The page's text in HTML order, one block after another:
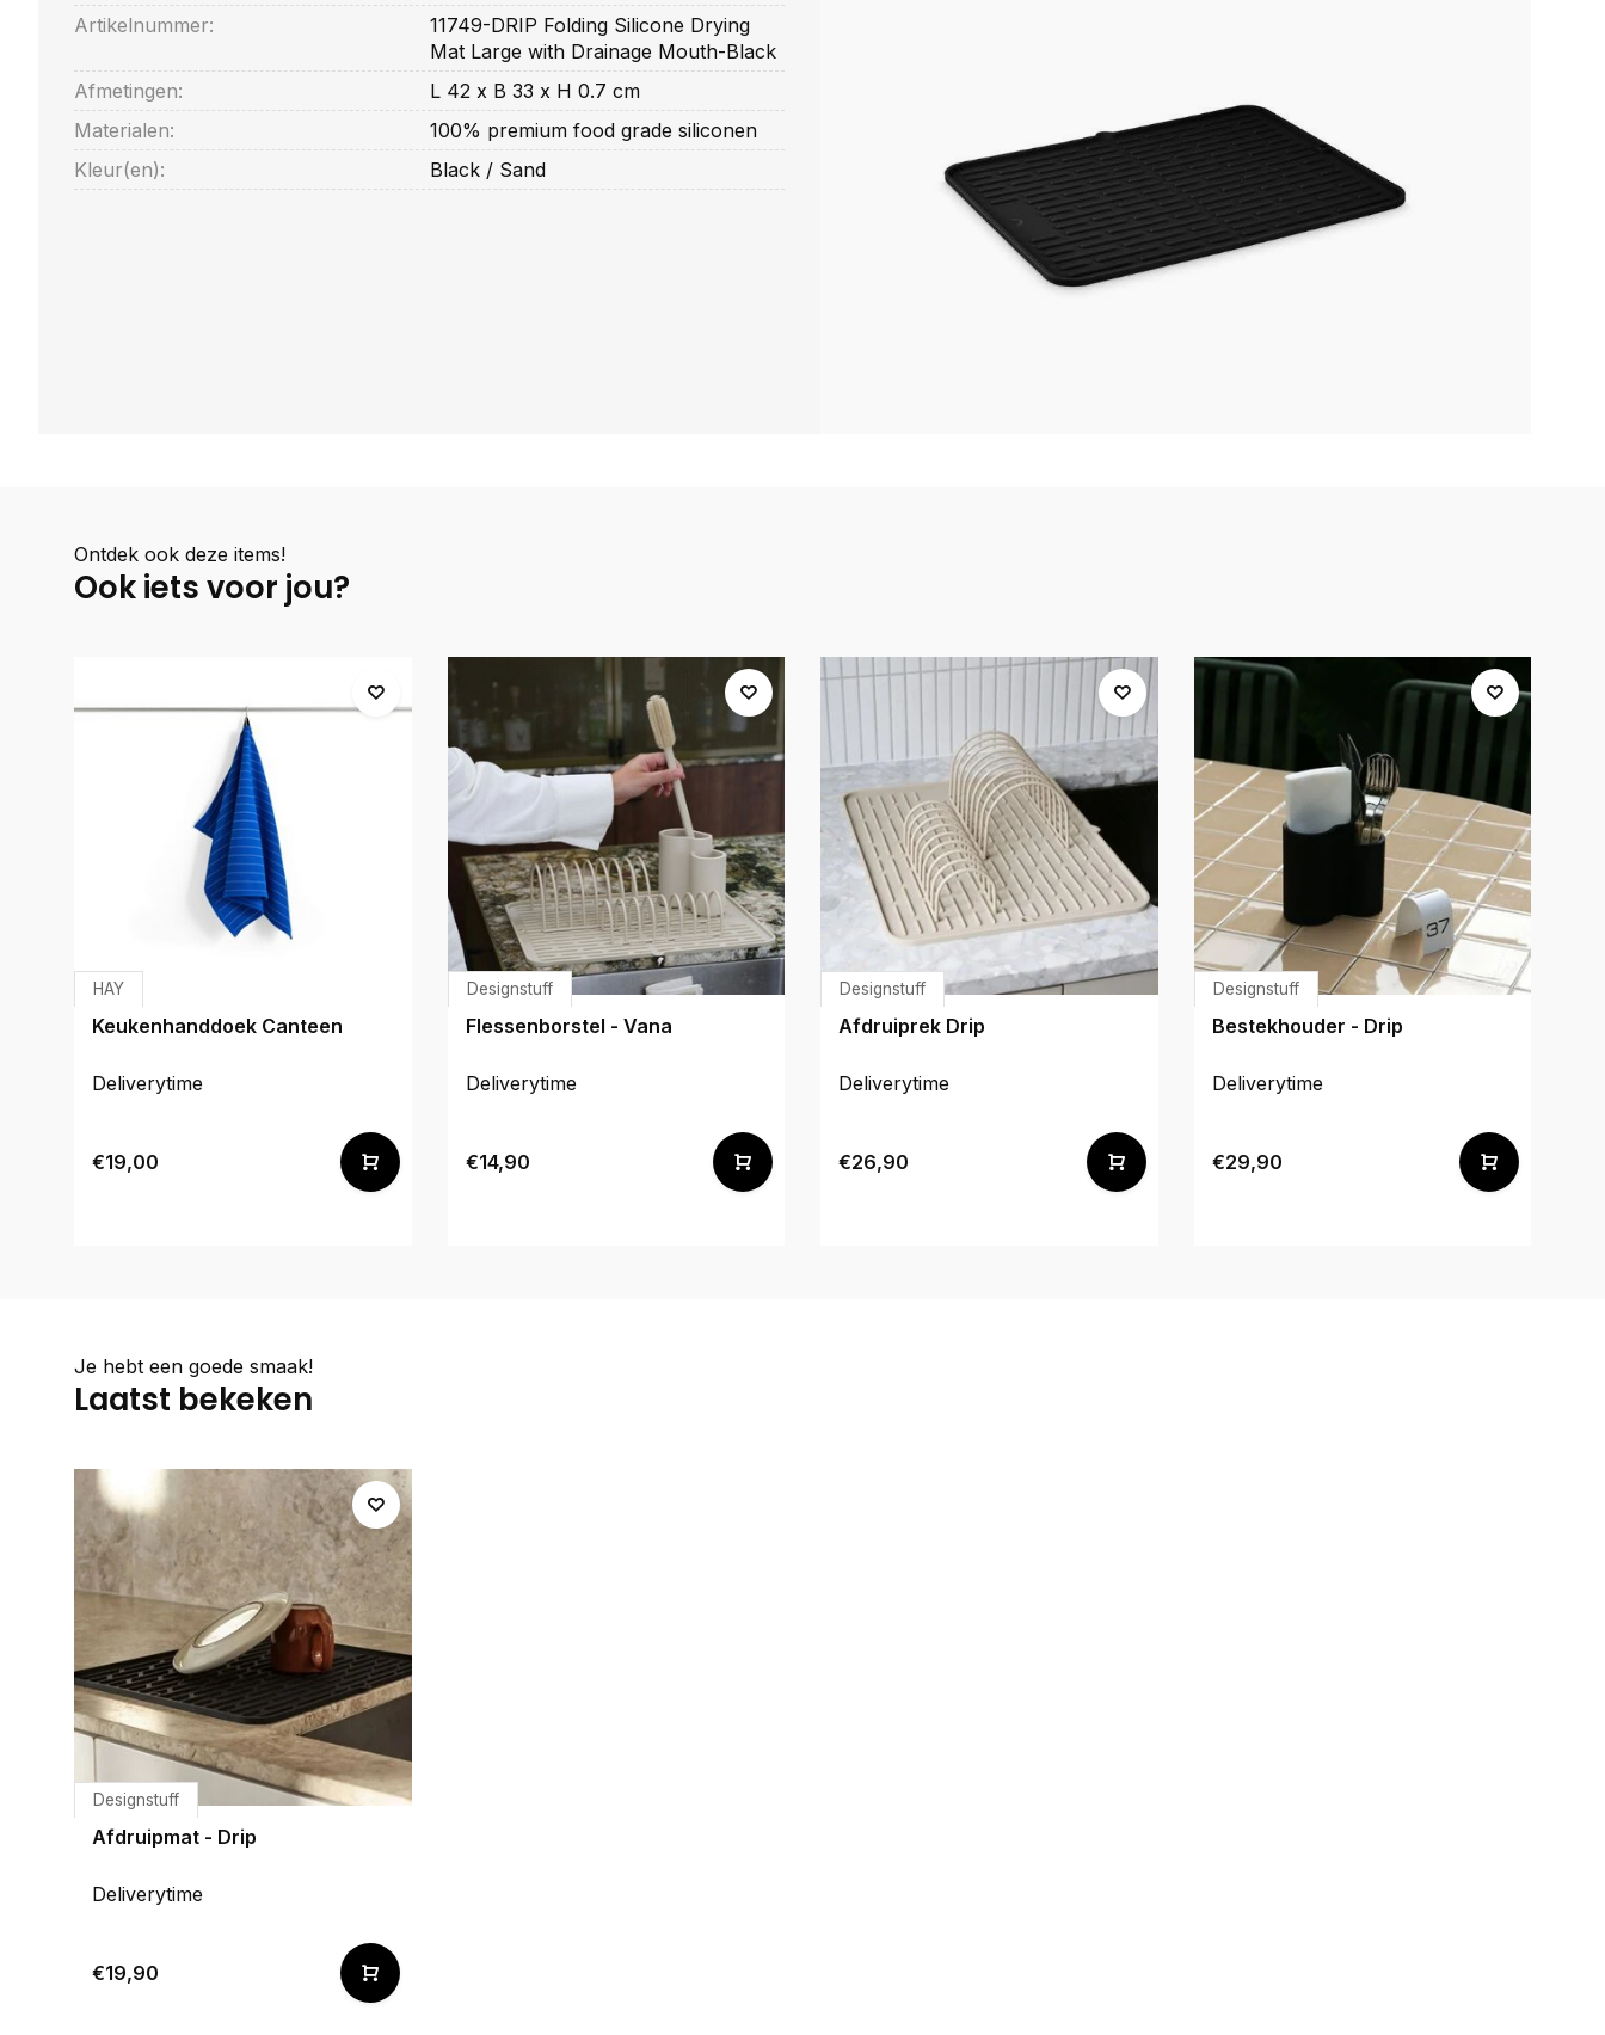
Artikelnummer:
11749-DRIP Folding Silicone Drying
Mat Large with Drainage Mouth-Black
Afmetingen:
L 42 x B 33 x H 0.7 cm
Materialen:
100% premium food grade siliconen
Kleur(en):
Black / Sand
Ontdek ook deze items!
Ook iets voor jou?
HAY
Keukenhanddoek Canteen
Deliverytime
€19,00
Designstuff
Flessenborstel - Vana
Deliverytime
€14,90
Designstuff
Afdruiprek Drip
Deliverytime
€26,90
Designstuff
Bestekhouder - Drip
Deliverytime
€29,90
Je hebt een goede smaak!
Laatst bekeken
Designstuff
Afdruipmat - Drip
Deliverytime
€19,90